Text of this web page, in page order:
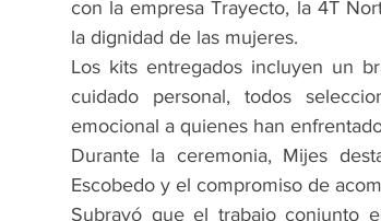
con la empresa Trayecto, la 4T
la dignidad de las mujeres.
Los kits entregados incluyen un
cuidado personal, todos
emocional a quienes han
Durante la ceremonia, Mijes
Escobedo y el compromiso de
Subrayó que el trabajo conjunto